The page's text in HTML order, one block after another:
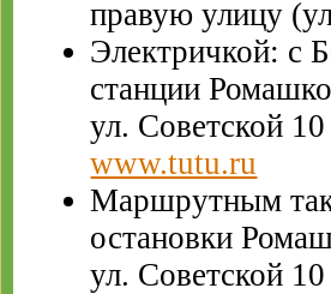
правую улицу
Электричкой: с
станции
ул. Советской
www.tutu.ru
Маршрутным
остановки
ул. Советской